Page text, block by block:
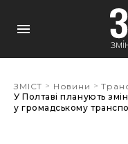
ЗМІСТ > Новини >
У Полтаві планують
у громадському